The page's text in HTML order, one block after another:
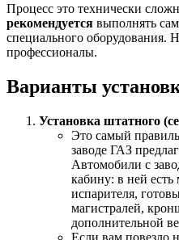
Процесс это технически
рекомендуется выполнять
специального оборудования.
профессионалы.
Варианты
Установка штатного
Это самый
заводе ГАЗ
Автомобили с
кабину: в ней есть
испарителя,
магистралей,
дополнительной
Если вам повезло